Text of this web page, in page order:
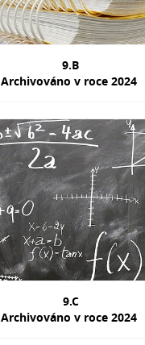
9.B
Archivováno v roce 2024
9.C
Archivováno v roce 2024